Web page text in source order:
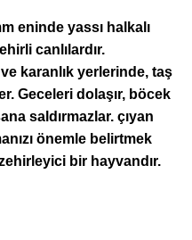
eninde yassı halkalı
canlılardır.
karanlık yerlerinde, taş
Geceleri dolaşır, böcek
saldırmazlar. çıyan
önemle belirtmek
bir hayvandır.